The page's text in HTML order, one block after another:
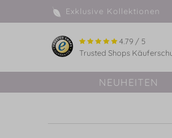
Exklusive
4.79 / 5
Trusted Shops
NEUHEITEN